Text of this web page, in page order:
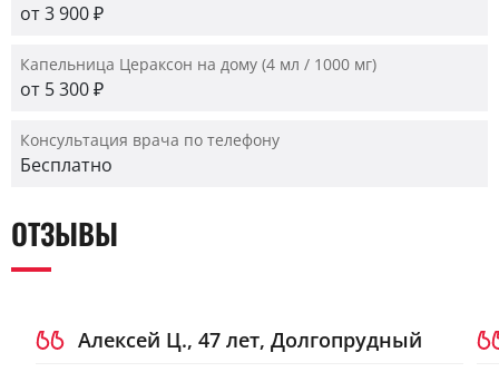
от 3 900 ₽
Капельница Цераксон на дому (4 мл / 1000 мг)
от 5 300 ₽
Консультация врача по телефону
Бесплатно
ОТЗЫВЫ
Алексей Ц., 47 лет, Долгопрудный